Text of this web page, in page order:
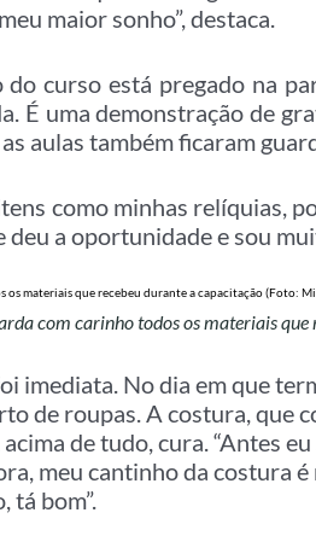
maior sonho”, destaca.
curso está pregado na
É uma demonstração de
aulas também ficaram
como minhas relíquias,
deu a oportunidade e sou
com carinho todos os materiais
imediata. No dia em que
de roupas. A costura, que
de tudo, cura. “Antes
meu cantinho da costura
tá bom”.